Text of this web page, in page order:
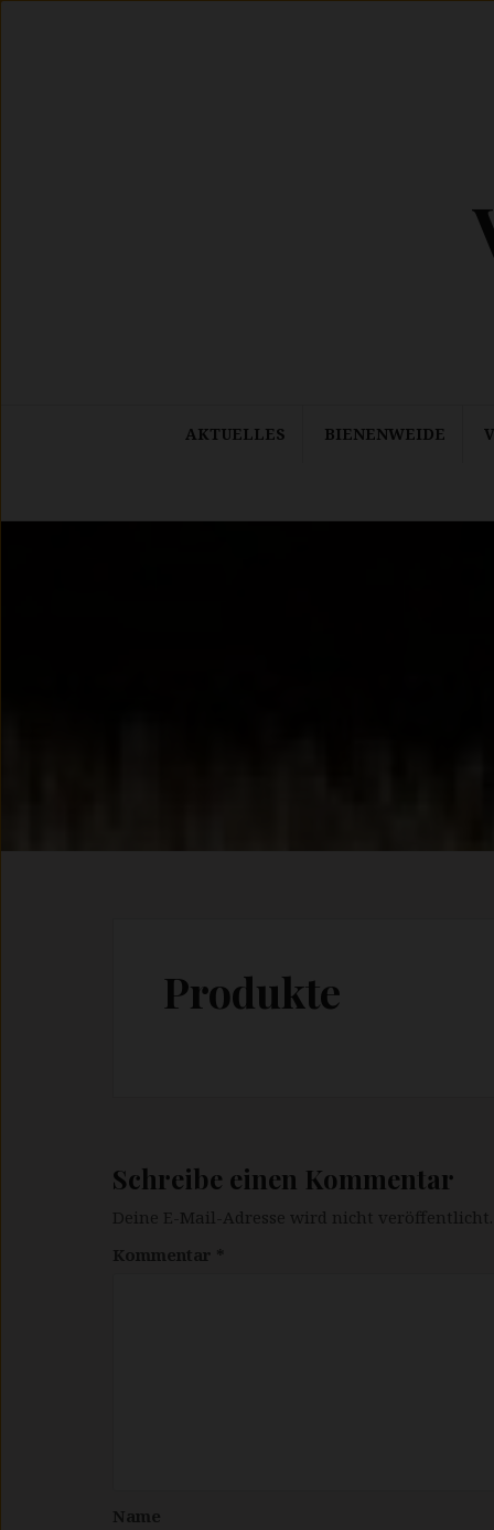
AKTUELLES BIENENWEIDE
Produkte
Schreibe einen Kommentar
Deine E-Mail-Adresse wird nicht veröffentlicht.
Kommentar *
Name